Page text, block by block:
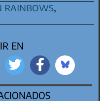
rainbows,
EN